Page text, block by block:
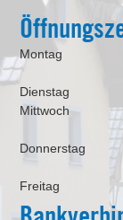
Montag
Dienstag
Mittwoch
Donnerstag
Freitag